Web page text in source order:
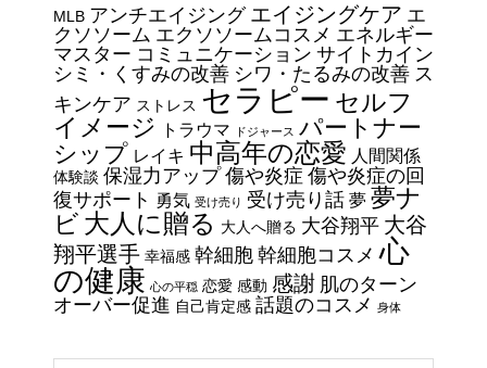
に疲れたときの対処法５選
｜ 心がラクになる考え方
エイジングケアで最近気になっ
ているスキンケア製品・・・幹
細胞コスメ vs エクソソーム
コスメ②
エイジングケアで最近気になっ
ているスキンケア製品・・・幹
細胞コスメ vs エクソソーム
コスメ ①
エイジングケアで最近気になっ
MLB アンチエイジング エイジングケア エ
クソソーム エクソソームコスメ エネルギー
マスター コミュニケーション サイトカイン
シミ・くすみの改善 シワ・たるみの改善 ス
キンケア ストレス セラピー セルフ
イメージ
トラウマ ドジャース パートナー
シップ レイキ 中高年の恋愛 人間関係
体験談 保湿力アップ傷や炎症 傷や炎症の回
復サポート 勇気 受け売り 受け売り話 夢 夢ナ
ビ 大人に贈る 大人へ贈る 大谷翔平 大谷
翔平選手 幸福感 幹細胞幹細胞コスメ 心
の健康 心の平穏 恋愛 感動 感謝 肌のターン
オーバー促進 自己肯定感 話題のコスメ 身体